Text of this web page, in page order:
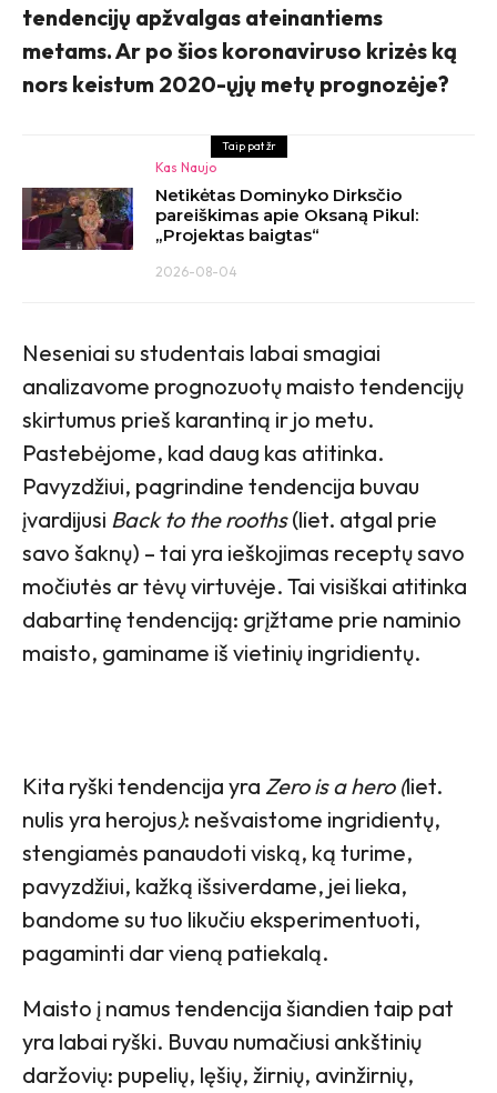
tendencijų apžvalgas ateinantiems
metams. Ar po šios koronaviruso krizės ką
nors keistum 2020-ųjų metų prognozėje?
Taip pat žr
Kas Naujo
Netikėtas Dominyko Dirksčio
pareiškimas apie Oksaną Pikul:
„Projektas baigtas“
2026-08-04
Neseniai su studentais labai smagiai
analizavome prognozuotų maisto tendencijų
skirtumus prieš karantiną ir jo metu.
Pastebėjome, kad daug kas atitinka.
Pavyzdžiui, pagrindine tendencija buvau
įvardijusi Back to the rooths(liet. atgal prie
savo šaknų) – tai yra ieškojimas receptų savo
močiutės ar tėvų virtuvėje. Tai visiškai atitinka
dabartinę tendenciją: grįžtame prie naminio
maisto, gaminame iš vietinių ingridientų.
Kita ryški tendencija yra Zero is a hero (liet.
nulis yra herojus): nešvaistome ingridientų,
stengiamės panaudoti viską, ką turime,
pavyzdžiui, kažką išsiverdame, jei lieka,
bandome su tuo likučiu eksperimentuoti,
pagaminti dar vieną patiekalą.
Maisto į namus tendencija šiandien taip pat
yra labai ryški. Buvau numačiusi ankštinių
daržovių: pupelių, lęšių, žirnių, avinžirnių,